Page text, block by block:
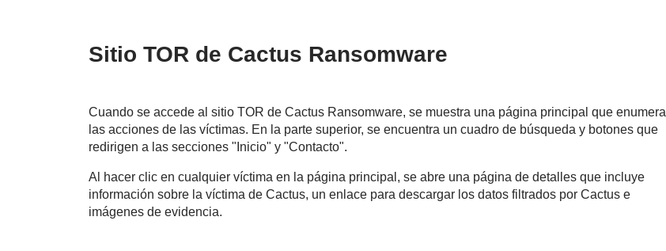
Sitio TOR de Cactus Ransomware
Cuando se accede al sitio TOR de Cactus Ransomware, se muestra una página principal que enumera
las acciones de las víctimas. En la parte superior, se encuentra un cuadro de búsqueda y botones que
redirigen a las secciones "Inicio" y "Contacto".
Al hacer clic en cualquier víctima en la página principal, se abre una página de detalles que incluye
información sobre la víctima de Cactus, un enlace para descargar los datos filtrados por Cactus e
imágenes de evidencia.